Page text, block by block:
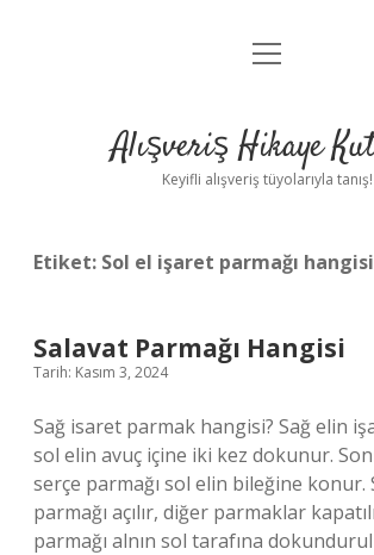
Anasayfa
Yasal Uyarı
menüyü
Alışveriş Hikaye
Keyifli alışveriş tüyolarıyla tanış!
Etiket: Sol el işaret parmağı hangisi
Salavat Parmağı Hangisi
Tarih: Kasım 3, 2024
Sağ isaret parmak hangisi? Sağ elin
sol elin avuç içine iki kez dokunur.
serçe parmağı sol elin bileğine konur.
parmağı açılır, diğer parmaklar
parmağı alnın sol tarafına